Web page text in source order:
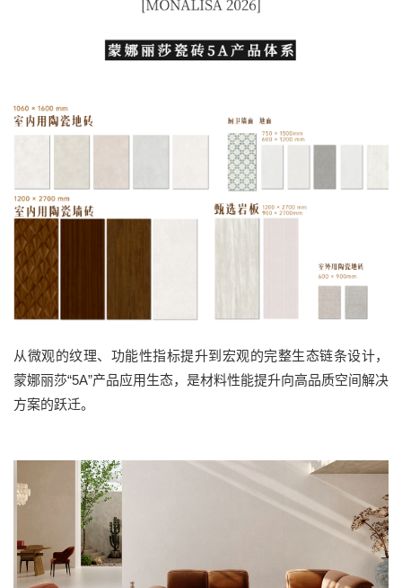
从微观的纹理、功能性指标提升到宏观的完整生态链条设计，
蒙娜丽莎“5A”产品应用生态，是材料性能提升向高品质空间解决
方案的跃迁。